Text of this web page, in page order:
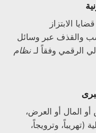
الابتزاز
والقذف عبر وسائل
الرقمي وفقاً لـ نظام
المال أو العرض،
(تهريباً، وترويجاً،